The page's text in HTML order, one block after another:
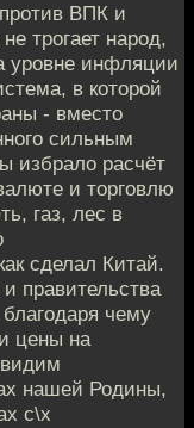
ВПК и
трогает народ,
уровне инфляции
в которой
- вместо
сильным
избрало расчёт
и торговлю
газ, лес в
сделал Китай.
правительства
чему
цены на
нашей Родины,
с\х